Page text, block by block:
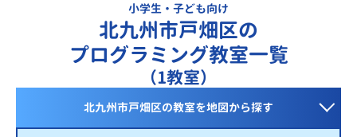
小学生・子ども向け
北九州市戸畑区の
プログラミング教室一覧
（1教室）
北九州市戸畑区の教室を地図から探す